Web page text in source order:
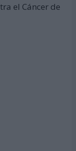
el Cáncer de